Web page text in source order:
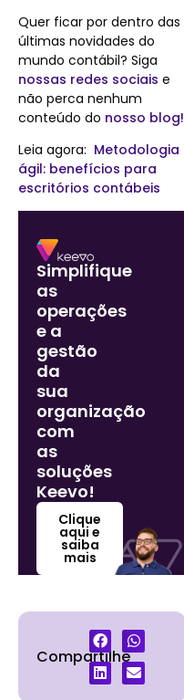
Quer ficar por dentro das
últimas novidades do
mundo contábil? Siga
nossas redes sociais e
não perca nenhum
conteúdo do nosso blog!
Leia agora: Metodologia
ágil: benefícios para
escritórios contábeis
Simplifique
as
operações
e a
gestão
da
sua
organização
com
as
soluções
Keevo!
Clique
aqui e
saiba
mais
Compartilhe